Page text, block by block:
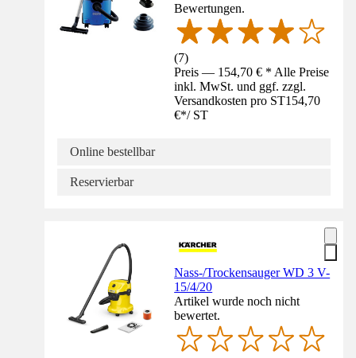
Bewertungen.
(7)
Preis — 154,70 € * Alle Preise
inkl. MwSt. und ggf. zzgl.
Versandkosten pro ST154,70
€*/ ST
Online bestellbar
Reservierbar
Nass-/Trockensauger WD 3 V-
15/4/20
Artikel wurde noch nicht
bewertet.